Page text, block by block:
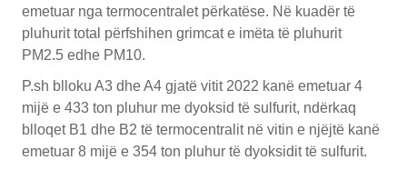
emetuar nga termocentralet përkatëse. Në kuadër të
pluhurit total përfshihen grimcat e imëta të pluhurit
PM2.5 edhe PM10.
P.sh blloku A3 dhe A4 gjatë vitit 2022 kanë emetuar 4
mijë e 433 ton pluhur me dyoksid të sulfurit, ndërkaq
blloqet B1 dhe B2 të termocentralit në vitin e njëjtë kanë
emetuar 8 mijë e 354 ton pluhur të dyoksidit të sulfurit.